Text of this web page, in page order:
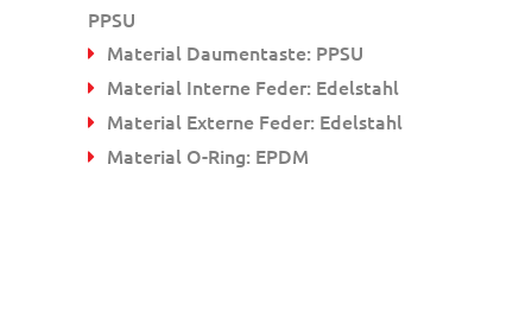
PPSU
Material Daumentaste: PPSU
Material Interne Feder: Edelstahl
Material Externe Feder: Edelstahl
Material O-Ring: EPDM